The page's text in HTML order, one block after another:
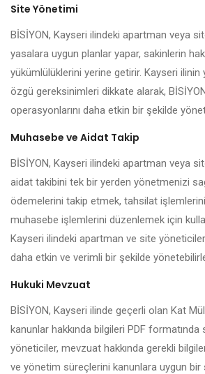
Site Yönetimi
BİSİYON, Kayseri ilindeki apartman veya
yasalara uygun planlar yapar, sakinlerin
yükümlülüklerini yerine getirir. Kayseri
özgü gereksinimleri dikkate alarak,
operasyonlarını daha etkin bir şekilde
Muhasebe ve Aidat Takip
BİSİYON, Kayseri ilindeki apartman veya
aidat takibini tek bir yerden yönetmenizi
ödemelerini takip etmek, tahsilat
muhasebe işlemlerini düzenlemek için
Kayseri ilindeki apartman ve site
daha etkin ve verimli bir şekilde
Hukuki Mevzuat
BİSİYON, Kayseri ilinde geçerli olan Kat
kanunlar hakkında bilgileri PDF formatında
yöneticiler, mevzuat hakkında gerekli
ve yönetim süreçlerini kanunlara uygun bir